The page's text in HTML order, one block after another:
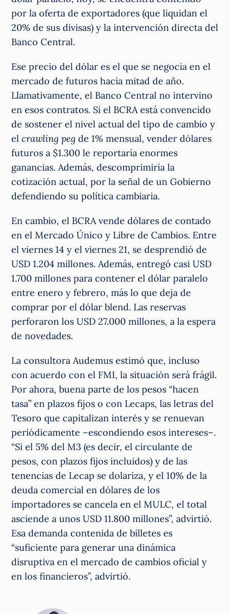
por la oferta de exportadores (que liquidan el
20% de sus divisas) y la intervención directa del
Banco Central.
Ese precio del dólar es el que se negocia en el
mercado de futuros hacia mitad de año.
Llamativamente, el Banco Central no intervino
en esos contratos. Si el BCRA está convencido
de sostener el nivel actual del tipo de cambio y
elcrawling peg de 1% mensual, vender dólares
futuros a $1.300 le reportaría enormes
ganancias. Además, descomprimiría la
cotización actual, por la señal de un Gobierno
defendiendo su política cambiaria.
En cambio, el BCRA vende dólares de contado
en el Mercado Único y Libre de Cambios. Entre
el viernes 14 y el viernes 21, se desprendió de
USD 1.204 millones. Además, entregó casi USD
1.700 millones para contener el dólar paralelo
entre enero y febrero, más lo que deja de
comprar por el dólar blend. Las reservas
perforaron los USD 27.000 millones, a la espera
de novedades.
La consultora Audemus estimó que, incluso
con acuerdo con el FMI, la situación será frágil.
Por ahora, buena parte de los pesos “hacen
tasa” en plazos fijos o con Lecaps, las letras del
Tesoro que capitalizan interés y se renuevan
periódicamente –escondiendo esos intereses–.
“Si el 5% del M3 (es decir, el circulante de
pesos, con plazos fijos incluidos) y de las
tenencias de Lecap se dolariza, y el 10% de la
deuda comercial en dólares de los
importadores se cancela en el MULC, el total
asciende a unos USD 11.800 millones”, advirtió.
Esa demanda contenida de billetes es
“suficiente para generar una dinámica
disruptiva en el mercado de cambios oficial y
en los financieros”, advirtió.